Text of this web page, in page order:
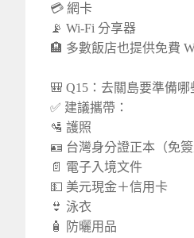
💳 網卡
📡 Wi-Fi 分享器
🏨 多數飯店也提供免費
🎒 Q15：去關島要準備哪
✅ 建議攜帶：
🛂 護照
🪪 台灣身分證正本（免簽
📄 電子入境文件
💵 美元現金＋信用卡
👙 泳衣
🧴 防曬用品